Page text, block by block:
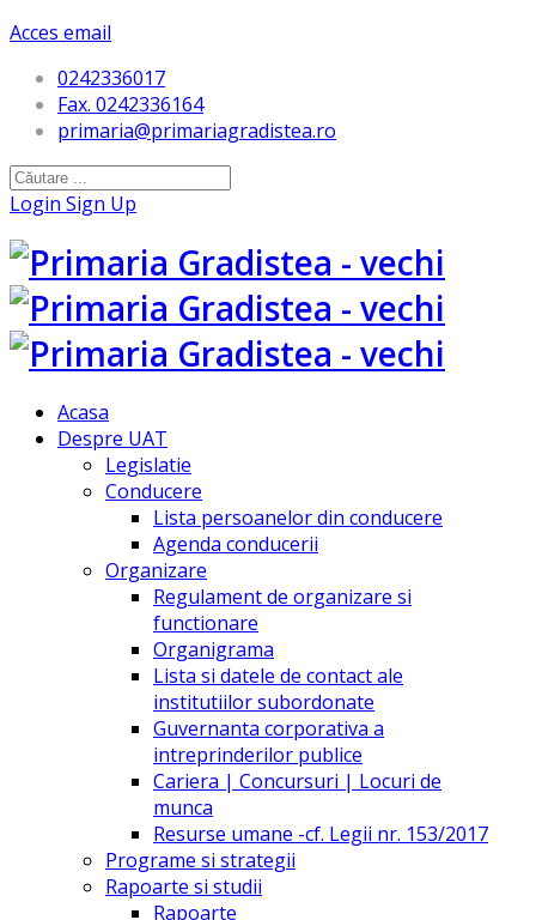
Acces email
0242336017
Fax. 0242336164
primaria@primariagradistea.ro
Login Sign Up
Acasa
Despre UAT
Legislatie
Conducere
Lista persoanelor din conducere
Agenda conducerii
Organizare
Regulament de organizare si
functionare
Organigrama
Lista si datele de contact ale
institutiilor subordonate
Guvernanta corporativa a
intreprinderilor publice
Cariera | Concursuri | Locuri de
munca
Resurse umane -cf. Legii nr. 153/2017
Programe si strategii
Rapoarte si studii
Rapoarte